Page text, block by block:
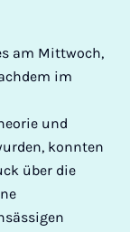
am Mittwoch,
im
und
konnten
über die